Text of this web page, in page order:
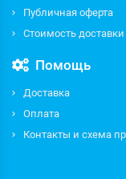
Публичная оферта
Стоимость доставки
Помощь
Доставка
Оплата
Контакты и схема